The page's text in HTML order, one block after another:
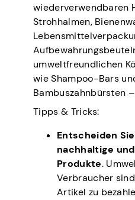
wiederverwendbaren
Strohhalmen,
umweltfreundlichen
wie Shampoo-Bars
Bambuszahnbürsten
Tipps & Tricks:
Entscheiden
nachhaltige
Produkte.
Verbraucher
Artikel zu